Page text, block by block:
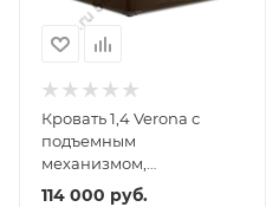
Кровать 1,4 Verona с
подъемным
механизмом,
шоколадный ликёр
114 000 руб.